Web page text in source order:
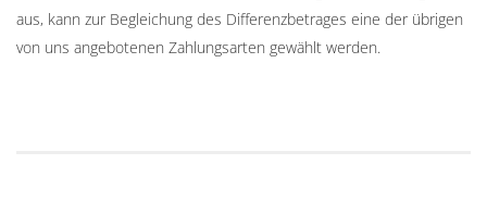
aus, kann zur Begleichung des Differenzbetrages eine der übrigen
von uns angebotenen Zahlungsarten gewählt werden.